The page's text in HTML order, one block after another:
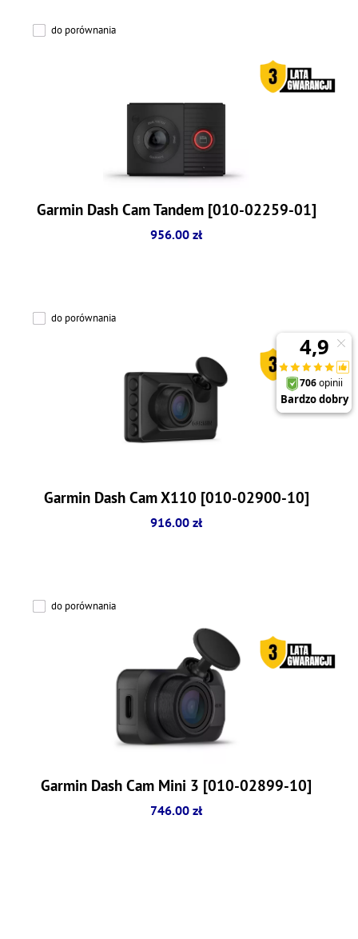
do porównania
Garmin Dash Cam Tandem [010-02259-01]
956.00 zł
do porównania
Garmin Dash Cam X110 [010-02900-10]
916.00 zł
do porównania
Garmin Dash Cam Mini 3 [010-02899-10]
746.00 zł